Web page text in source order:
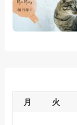
月 火